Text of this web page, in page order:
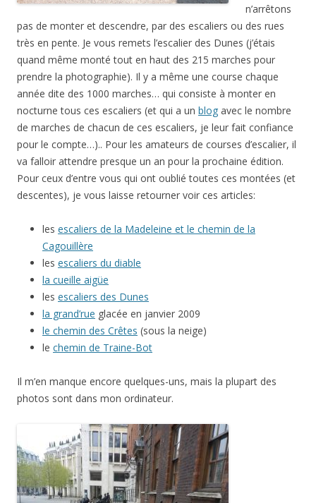
n’arrêtons
pas de monter et descendre, par des escaliers ou des rues
très en pente. Je vous remets l’escalier des Dunes (j’étais
quand même monté tout en haut des 215 marches pour
prendre la photographie). Il y a même une course chaque
année dite des 1000 marches… qui consiste à monter en
nocturne tous ces escaliers (et qui a un blog avec le nombre
de marches de chacun de ces escaliers, je leur fait confiance
pour le compte…).. Pour les amateurs de courses d’escalier, il
va falloir attendre presque un an pour la prochaine édition.
Pour ceux d’entre vous qui ont oublié toutes ces montées (et
descentes), je vous laisse retourner voir ces articles:
les escaliers de la Madeleine et le chemin de la
Cagouillère
les escaliers du diable
la cueille aigüe
les escaliers des Dunes
la grand’rue glacée en janvier 2009
le chemin des Crêtes (sous la neige)
le chemin de Traine-Bot
Il m’en manque encore quelques-uns, mais la plupart des
photos sont dans mon ordinateur.